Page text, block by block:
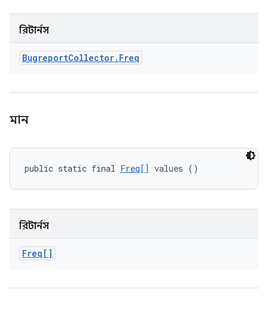
রিটার্নস
BugreportCollector. Freq
মান
public static final Freq[] values ()
রিটার্নস
Freq[]